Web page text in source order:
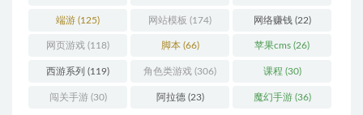
端游 (125) 网站模板 (174) 网络赚钱(22)
网页游戏 (118) 脚本(66) 苹果cms (26)
西游系列 (119) 角色类游戏 (306) 课程 (30)
闯关手游(30) 阿拉德(23) 魔幻手游(36)